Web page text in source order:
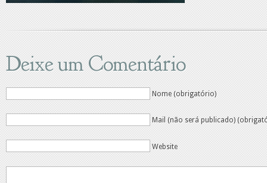
Deixe um Comentário
Nome (obrigatório)
Mail (não será publicado)
Website